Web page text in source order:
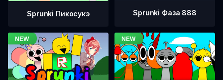
Sprunki Пикосукэ Sprunki Фаза 888